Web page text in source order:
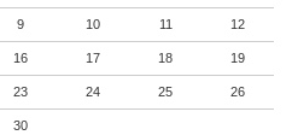
9 10 11 12
16 17 18 19
23 24 25 26
30